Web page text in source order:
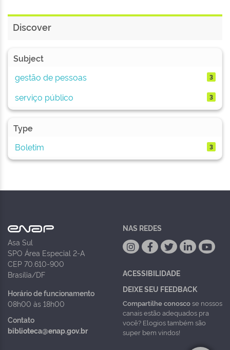
Discover
Subject
gestão de pessoas
3
serviço público 3
Type
Boletim
3
Asa Sul
SPO Área Especial 2-A
CEP 70.610-900
Brasília/DF
Horário de funcionamento
08h00 às 18h00
Contato
biblioteca@enap.gov.br
NAS REDES
ACESSIBILIDADE
DEIXE SEU FEEDBACK
Compartilhe conoscose nossos
canais estão adequados pra
você? Elogios também são
super bem vindos!